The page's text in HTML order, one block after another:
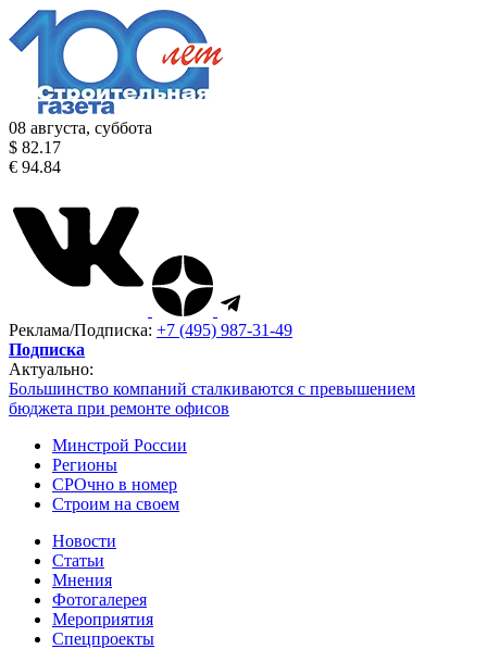
08 августа, суббота
$ 82.17
€ 94.84
Реклама/Подписка: +7 (495) 987-31-49
Подписка
Актуально:
Большинство компаний сталкиваются с превышением
бюджета при ремонте офисов
Минстрой России
Регионы
СРОчно в номер
Строим на своем
Новости
Статьи
Мнения
Фотогалерея
Мероприятия
Спецпроекты